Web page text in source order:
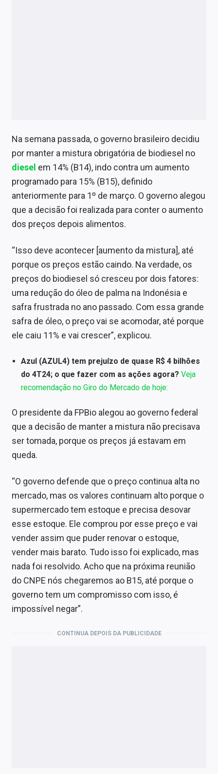
Expediente
Contato
Na semana passada, o governo brasileiro decidiu
por manter a mistura obrigatória de biodiesel no
diesel em 14% (B14), indo contra um aumento
programado para 15% (B15), definido
anteriormente para 1º de março. O governo alegou
que a decisão foi realizada para conter o aumento
dos preços depois alimentos.
“Isso deve acontecer [aumento da mistura], até
porque os preços estão caindo. Na verdade, os
preços do biodiesel só cresceu por dois fatores:
uma redução do óleo de palma na Indonésia e
safra frustrada no ano passado. Com essa grande
safra de óleo, o preço vai se acomodar, até porque
ele caiu 11% e vai crescer”, explicou.
Azul (AZUL4) tem prejuízo de quase R$ 4 bilhões
do 4T24; o que fazer com as ações agora? Veja
recomendação no Giro do Mercado de hoje:
O presidente da FPBio alegou ao governo federal
que a decisão de manter a mistura não precisava
ser tomada, porque os preços já estavam em
queda.
“O governo defende que o preço continua alta no
mercado, mas os valores continuam alto porque o
supermercado tem estoque e precisa desovar
esse estoque. Ele comprou por esse preço e vai
vender assim que puder renovar o estoque,
vender mais barato. Tudo isso foi explicado, mas
nada foi resolvido. Acho que na próxima reunião
do CNPE nós chegaremos ao B15, até porque o
governo tem um compromisso com isso, é
impossível negar”.
CONTINUA DEPOIS DA PUBLICIDADE